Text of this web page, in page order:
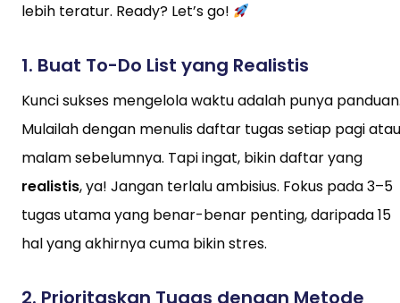
lebih teratur. Ready? Let’s go!
1. Buat To-Do List yang Realistis
Kunci sukses mengelola waktu adalah punya
Mulailah dengan menulis daftar tugas setiap pagi atau
malam sebelumnya. Tapi ingat, bikin daftar yang
realistis, ya! Jangan terlalu ambisius. Fokus pada 3–5
tugas utama yang benar-benar penting, daripada 15
hal yang akhirnya cuma bikin stres.
2. Prioritaskan Tugas dengan Metode